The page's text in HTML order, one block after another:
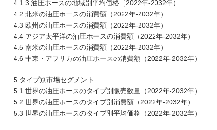
4.1.3 油圧ホースの地域別平均価格（2022年-2032年）
4.2 北米の油圧ホースの消費額（2022年-2032年）
4.3 欧州の油圧ホースの消費額（2022年-2032年）
4.4 アジア太平洋の油圧ホースの消費額（2022年-2032年）
4.5 南米の油圧ホースの消費額（2022年-2032年）
4.6 中東・アフリカの油圧ホースの消費額（2022年-2032年）
5 タイプ別市場セグメント
5.1 世界の油圧ホースのタイプ別販売数量（2022年-2032年）
5.2 世界の油圧ホースのタイプ別消費額（2022年-2032年）
5.3 世界の油圧ホースのタイプ別平均価格（2022年-2032年）